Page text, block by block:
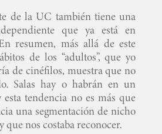
de la UC también tiene una
que ya está en
resumen, más allá de este
de los “adultos”, que yo
de cinéfilos, muestra que no
Salas hay o habrán en un
tendencia no es más que
una segmentación de nicho
que nos costaba reconocer.